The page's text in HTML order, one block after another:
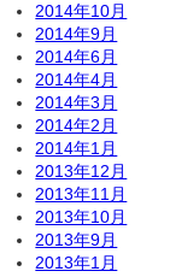
2014年10月
2014年9月
2014年6月
2014年4月
2014年3月
2014年2月
2014年1月
2013年12月
2013年11月
2013年10月
2013年9月
2013年1月